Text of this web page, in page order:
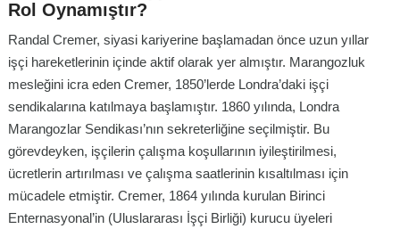
Rol Oynamıştır?
Randal Cremer, siyasi kariyerine başlamadan önce uzun yıllar
işçi hareketlerinin içinde aktif olarak yer almıştır. Marangozluk
mesleğini icra eden Cremer, 1850’lerde Londra’daki işçi
sendikalarına katılmaya başlamıştır. 1860 yılında, Londra
Marangozlar Sendikası’nın sekreterliğine seçilmiştir. Bu
görevdeyken, işçilerin çalışma koşullarının iyileştirilmesi,
ücretlerin artırılması ve çalışma saatlerinin kısaltılması için
mücadele etmiştir. Cremer, 1864 yılında kurulan Birinci
Enternasyonal’in (Uluslararası İşçi Birliği) kurucu üyeleri